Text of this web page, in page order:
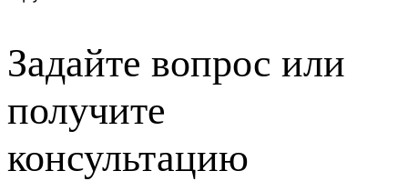
Задайте вопрос или
получите
консультацию